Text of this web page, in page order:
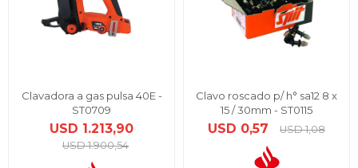
Clavadora a gas pulsa 40E -
ST0709
USD 1.213,90
USD 1.900,54
Clavo roscado p/ h° sa12 8 x
15 / 30mm - ST0115
USD 0,57 USD 1,08